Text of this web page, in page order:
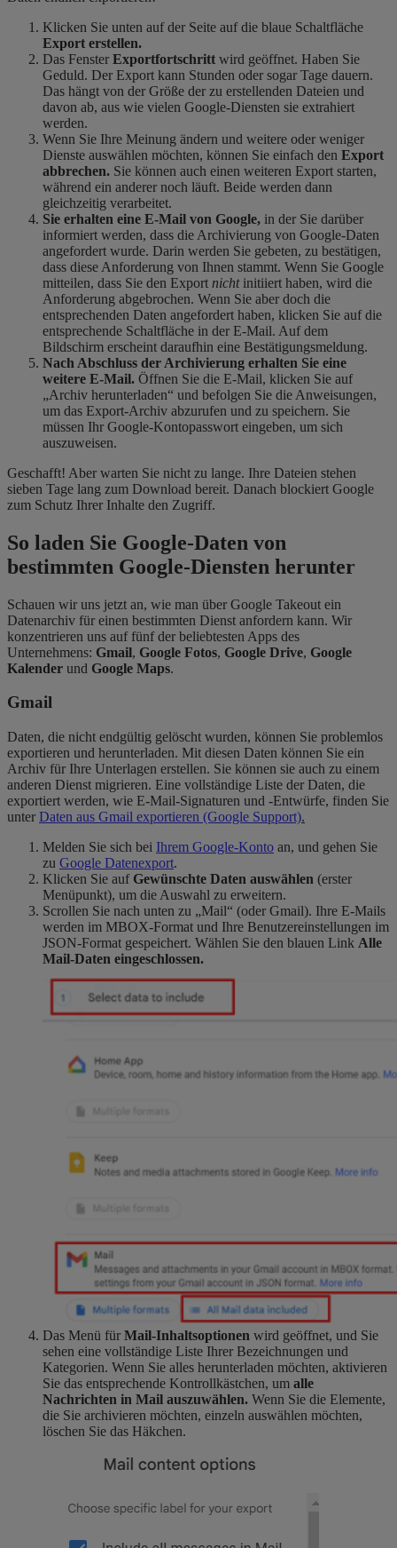
Klicken Sie unten auf der Seite auf die blaue Schaltfläche
Export erstellen.
Das Fenster Exportfortschritt wird geöffnet. Haben Sie
Geduld. Der Export kann Stunden oder sogar Tage dauern.
Das hängt von der Größe der zu erstellenden Dateien und
davon ab, aus wie vielen Google-Diensten sie extrahiert
werden.
Wenn Sie Ihre Meinung ändern und weitere oder weniger
Dienste auswählen möchten, können Sie einfach den Export
abbrechen. Sie können auch einen weiteren Export starten,
während ein anderer noch läuft. Beide werden dann
gleichzeitig verarbeitet.
Sie erhalten eine E-Mail von Google, in der Sie darüber
informiert werden, dass die Archivierung von Google-Daten
angefordert wurde. Darin werden Sie gebeten, zu bestätigen,
dass diese Anforderung von Ihnen stammt. Wenn Sie Google
mitteilen, dass Sie den Export nichtinitiiert haben, wird die
Anforderung abgebrochen. Wenn Sie aber doch die
entsprechenden Daten angefordert haben, klicken Sie auf die
entsprechende Schaltfläche in der E-Mail. Auf dem
Bildschirm erscheint daraufhin eine Bestätigungsmeldung.
Nach Abschluss der Archivierung erhalten Sie eine
weitere E-Mail. Öffnen Sie die E-Mail, klicken Sie auf
„Archiv herunterladen“ und befolgen Sie die Anweisungen,
um das Export-Archiv abzurufen und zu speichern. Sie
müssen Ihr Google-Kontopasswort eingeben, um sich
auszuweisen.
Geschafft! Aber warten Sie nicht zu lange. Ihre Dateien stehen
sieben Tage lang zum Download bereit. Danach blockiert Google
zum Schutz Ihrer Inhalte den Zugriff.
So laden Sie Google-Daten von
bestimmten Google-Diensten herunter
Schauen wir uns jetzt an, wie man über Google Takeout ein
Datenarchiv für einen bestimmten Dienst anfordern kann. Wir
konzentrieren uns auf fünf der beliebtesten Apps des
Unternehmens: Gmail, Google Fotos, Google Drive, Google
Kalender und Google Maps.
Gmail
Daten, die nicht endgültig gelöscht wurden, können Sie problemlos
exportieren und herunterladen. Mit diesen Daten können Sie ein
Archiv für Ihre Unterlagen erstellen. Sie können sie auch zu einem
anderen Dienst migrieren. Eine vollständige Liste der Daten, die
exportiert werden, wie E-Mail-Signaturen und -Entwürfe, finden Sie
unter Daten aus Gmail exportieren (Google Support).
Melden Sie sich bei Ihrem Google-Konto an, und gehen Sie
zu Google Datenexport.
Klicken Sie auf Gewünschte Daten auswählen (erster
Menüpunkt), um die Auswahl zu erweitern.
Scrollen Sie nach unten zu „Mail“ (oder Gmail). Ihre E-Mails
werden im MBOX-Format und Ihre Benutzereinstellungen im
JSON-Format gespeichert. Wählen Sie den blauen Link Alle
Mail-Daten eingeschlossen.
Das Menü für Mail-Inhaltsoptionen wird geöffnet, und Sie
sehen eine vollständige Liste Ihrer Bezeichnungen und
Kategorien. Wenn Sie alles herunterladen möchten, aktivieren
Sie das entsprechende Kontrollkästchen, um alle
Nachrichten in Mail auszuwählen. Wenn Sie die Elemente,
die Sie archivieren möchten, einzeln auswählen möchten,
löschen Sie das Häkchen.